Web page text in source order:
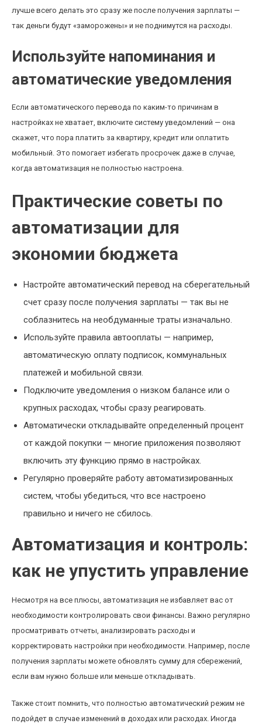
лучше всего делать это сразу же после получения зарплаты —
так деньги будут «заморожены» и не поднимутся на расходы.
Используйте напоминания и
автоматические уведомления
Если автоматического перевода по каким-то причинам в
настройках не хватает, включите систему уведомлений — она
скажет, что пора платить за квартиру, кредит или оплатить
мобильный. Это помогает избегать просрочек даже в случае,
когда автоматизация не полностью настроена.
Практические советы по
автоматизации для
экономии бюджета
Настройте автоматический перевод на сберегательный
счет сразу после получения зарплаты — так вы не
соблазнитесь на необдуманные траты изначально.
Используйте правила автооплаты — например,
автоматическую оплату подписок, коммунальных
платежей и мобильной связи.
Подключите уведомления о низком балансе или о
крупных расходах, чтобы сразу реагировать.
Автоматически откладывайте определенный процент
от каждой покупки — многие приложения позволяют
включить эту функцию прямо в настройках.
Регулярно проверяйте работу автоматизированных
систем, чтобы убедиться, что все настроено
правильно и ничего не сбилось.
Автоматизация и контроль:
как не упустить управление
Несмотря на все плюсы, автоматизация не избавляет вас от
необходимости контролировать свои финансы. Важно регулярно
просматривать отчеты, анализировать расходы и
корректировать настройки при необходимости. Например, после
получения зарплаты можете обновлять сумму для сбережений,
если вам нужно больше или меньше откладывать.
Также стоит помнить, что полностью автоматический режим не
подойдет в случае изменений в доходах или расходах. Иногда